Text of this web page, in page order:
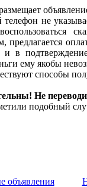
телефон не
предлагается
и в
ему якобы
способы
Не
подобный
объявления